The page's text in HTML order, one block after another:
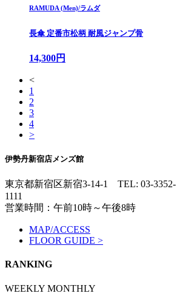
RAMUDA (Men)/ラムダ
長傘 定番市松柄 耐風ジャンプ骨
14,300円
<
1
2
3
4
>
伊勢丹新宿店メンズ館
東京都新宿区新宿3-14-1 TEL: 03-3352-
1111
営業時間：午前10時～午後8時
MAP/ACCESS
FLOOR GUIDE >
RANKING
WEEKLY MONTHLY